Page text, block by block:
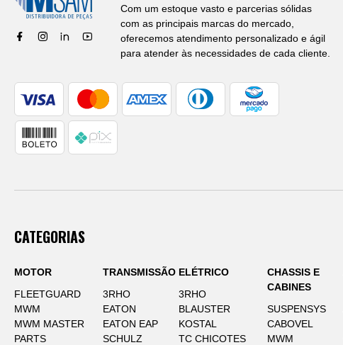
Com um estoque vasto e parcerias sólidas
com as principais marcas do mercado,
oferecemos atendimento personalizado e ágil
para atender às necessidades de cada cliente.
CATEGORIAS
MOTOR
FLEETGUARD
MWM
MWM MASTER
PARTS
TRANSMISSÃO
3RHO
EATON
EATON EAP
SCHULZ
ELÉTRICO
3RHO
BLAUSTER
KOSTAL
TC CHICOTES
CHASSIS E
CABINES
SUSPENSYS
CABOVEL
MWM